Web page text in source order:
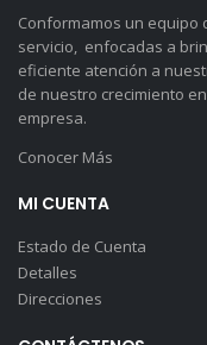
Conformamos un equipo
servicio, enfocadas a
eficiente atención a
de nuestro crecimiento
empresa.
Conocer Más
MI CUENTA
Estado de Cuenta
Detalles
Direcciones